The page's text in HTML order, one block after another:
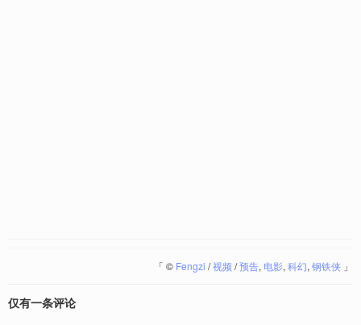
「 © Fengzi /视频/预告, 电影, 科幻, 钢铁侠 」
仅有一条评论